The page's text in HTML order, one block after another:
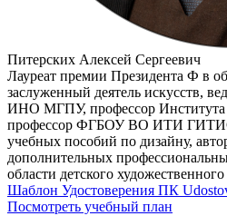
Питерских Алексей Сергеевич
Лауреат премии Президента Ф в
заслуженный деятель искусств,
ИНО МГПУ, профессор Института
профессор ФГБОУ ВО ИТИ
учебных пособий по дизайну,
дополнительных
области детского художественного
Шаблон Удостоверения ПК
Посмотреть учебный план